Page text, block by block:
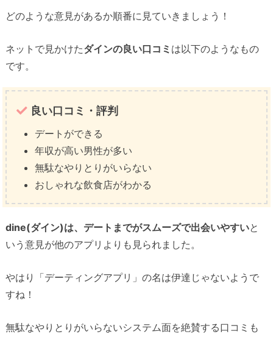
どのような意見があるか順番に見ていきましょう！
ネットで見かけたダインの良い口コミ は以下のようなもの
です。
良い口コミ・評判
デートができる
年収が高い男性が多い
無駄なやりとりがいらない
おしゃれな飲食店がわかる
dine(ダイン)は、デートまでがスムーズで出会いやすいと
いう意見が他のアプリよりも見られました。
やはり「デーティングアプリ」の名は伊達じゃないようで
すね！
無駄なやりとりがいらないシステム面を絶賛する口コミも